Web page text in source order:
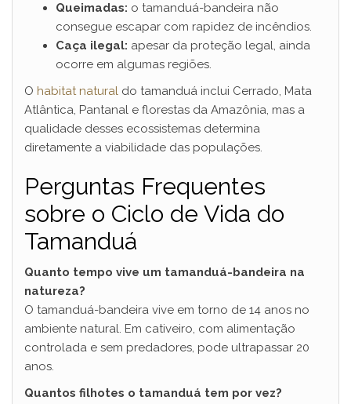
Queimadas: o tamanduá-bandeira não
consegue escapar com rapidez de incêndios.
Caça ilegal: apesar da proteção legal, ainda
ocorre em algumas regiões.
O habitat natural do tamanduá inclui Cerrado, Mata
Atlântica, Pantanal e florestas da Amazônia, mas a
qualidade desses ecossistemas determina
diretamente a viabilidade das populações.
Perguntas Frequentes
sobre o Ciclo de Vida do
Tamanduá
Quanto tempo vive um tamanduá-bandeira na
natureza?
O tamanduá-bandeira vive em torno de 14 anos no
ambiente natural. Em cativeiro, com alimentação
controlada e sem predadores, pode ultrapassar 20
anos.
Quantos filhotes o tamanduá tem por vez?